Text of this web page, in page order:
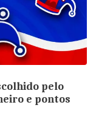
pelo
e pontos